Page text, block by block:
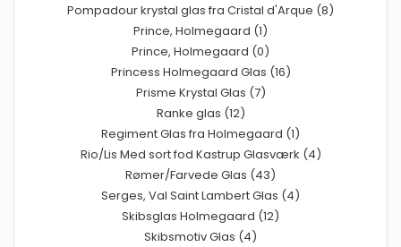
Pompadour krystal glas fra Cristal d'Arque (8)
Prince, Holmegaard (1)
Prince, Holmegaard (0)
Princess Holmegaard Glas (16)
Prisme Krystal Glas (7)
Ranke glas (12)
Regiment Glas fra Holmegaard (1)
Rio/Lis Med sort fod Kastrup Glasværk (4)
Rømer/Farvede Glas (43)
Serges, Val Saint Lambert Glas (4)
Skibsglas Holmegaard (12)
Skibsmotiv Glas (4)